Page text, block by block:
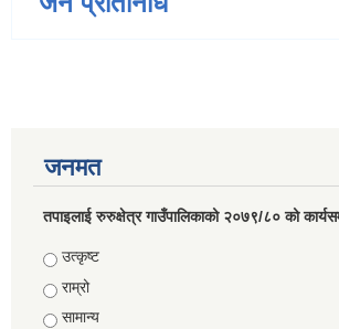
जनमत
तपाइलाई रुरुक्षेत्र गाउँपालिकाको २०७९/८० को
Choices
उत्कृष्ट
राम्रो
सामान्य